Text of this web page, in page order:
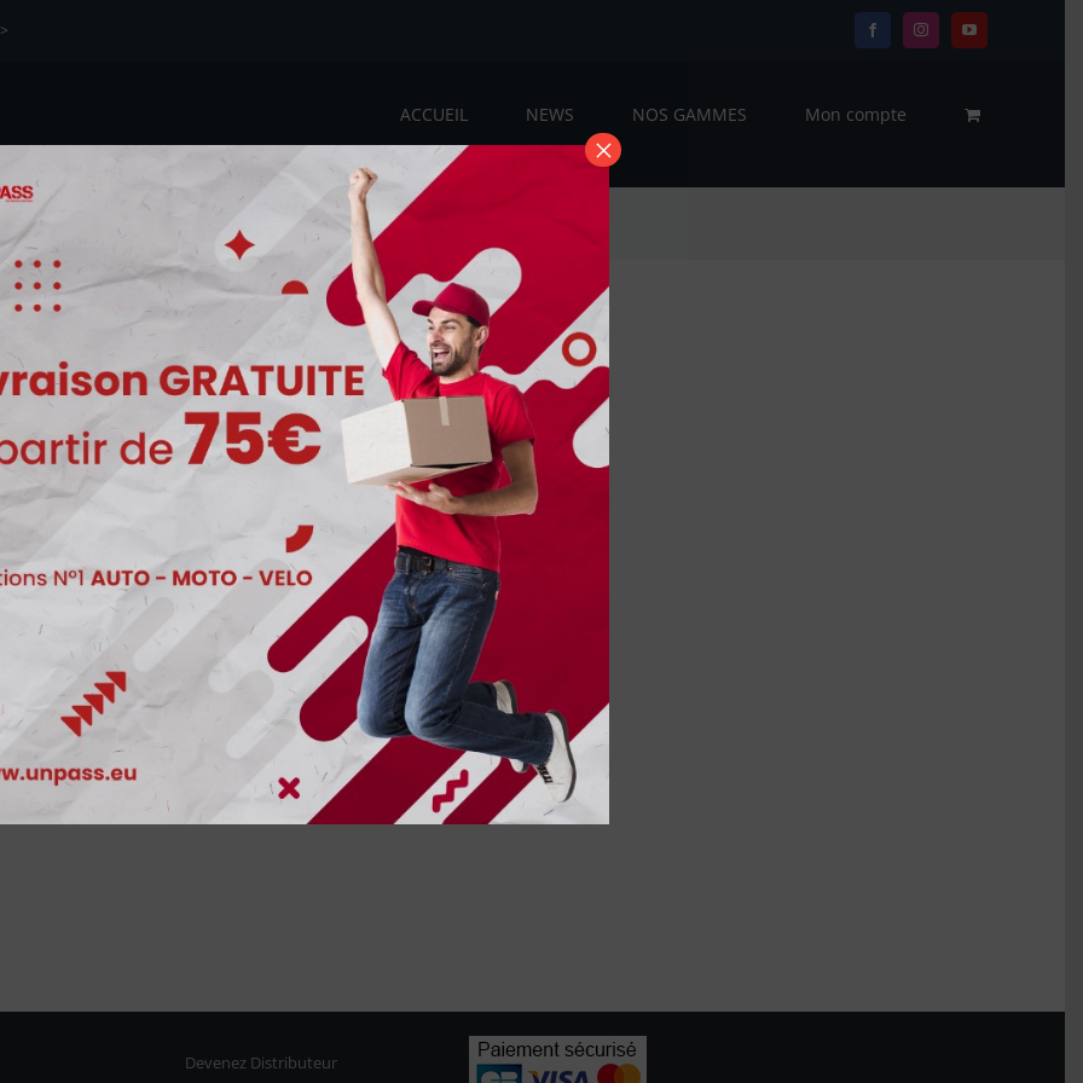
FacebookInstagramYouTube
ACCUEIL NEWS NOS GAMMES Mon compte
Devenez Distributeur
×